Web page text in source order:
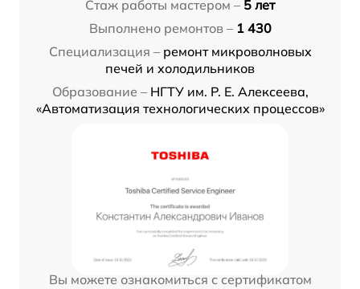
Стаж работы мастером – 5 лет
Выполнено ремонтов – 1 430
Специализация – ремонт микроволновых
печей и холодильников
Образование – НГТУ им. Р. Е. Алексеева,
«Автоматизация технологических процессов»
Вы можете ознакомиться с сертификатом